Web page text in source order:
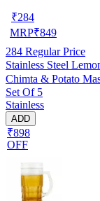
₹284
MRP₹849
284 Regular Price
Stainless Steel
Chimta & Potato
Set Of 5
Stainless
ADD
₹898
OFF